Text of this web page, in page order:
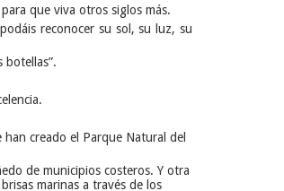
que viva otros siglos más.
reconocer su sol, su luz, su
botellas”.
creado el Parque Natural del
de municipios costeros. Y otra
marinas a través de los